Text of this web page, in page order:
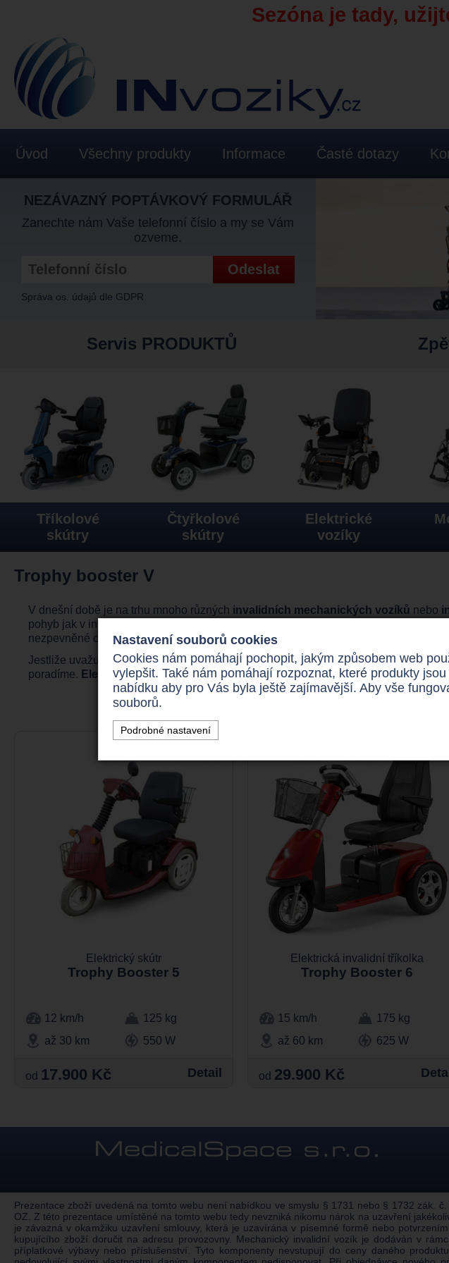
Sezóna je tady,
Úvod Všechny produkty Informace Časté dotazy
NEZÁVAZNÝ POPTÁVKOVÝ FORMULÁŘ
Zanechte nám Vaše telefonní číslo a my se Vám
ozveme.
Správa os. údajů dle GDPR
Servis PRODUKTŮ
Tříkolové
skútry
Čtyřkolové
skútry
Elektrické
vozíky
Trophy booster V
V dnešní době je na trhu mnoho různých invalidních mechanických vozíků nebo
pohyb jak v interiéru tak v exteriéru. Jedním takovým je např.
nezpevněné cesty, do zahrad a lehkých terénů.
Jestliže uvažujete o koupi nového čirepasovaného invalidního skútru/vozíku ,
poradíme. Elektrický invaidní skútr Trophy Booster Vnaleznete nahttp://
Elektrický skútr
Trophy Booster 5
12 km/h
125 kg
až 30 km
550 W
od 17.900 Kč Detail
Elektrická invalidní tříkolka
Trophy Booster 6
15 km/h
175 kg
až 60 km
625 W
od 29.900 Kč
Prezentace zboží uvedená na tomto webu není nabídkou ve smyslu § 1731 nebo § 1732 zák.
OZ. Z této prezentace umístěné na tomto webu tedy nevzniká nikomu nárok na uzavření
je závazná v okamžiku uzavření smlouvy, která je uzavírána v písemné formě nebo
kupujícího zboží doručit na adresu provozovny. Mechanický invalidní vozík je dodáván v
příplatkové výbavy nebo příslušenství. Tyto komponenty nevstupují do ceny daného
Nastavení souborů cookies
Cookies nám pomáhají pochopit, jakým způsobem web
vylepšit. Také nám pomáhají rozpoznat, které produkty
nabídku aby pro Vás byla ještě zajímavější. Aby vše
souborů.
Podrobné nastavení